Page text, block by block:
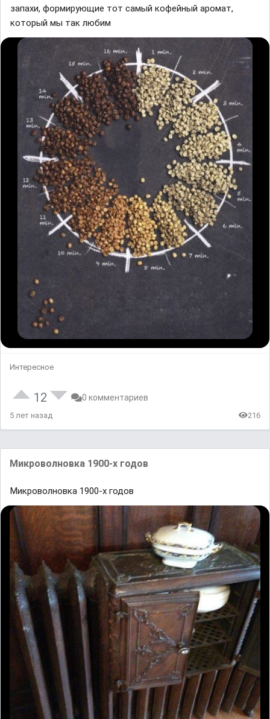
запахи, формирующие тот самый кофейный аромат,
который мы так любим
Интересное
12 0 комментариев
5 лет назад 216
Микроволновка 1900-х годов
Микроволновка 1900-х годов